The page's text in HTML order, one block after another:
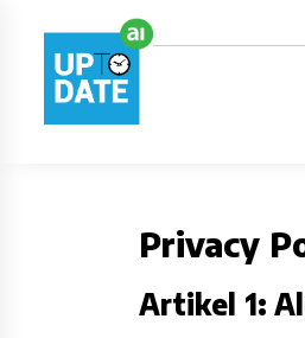
Privacy
Artikel 1: